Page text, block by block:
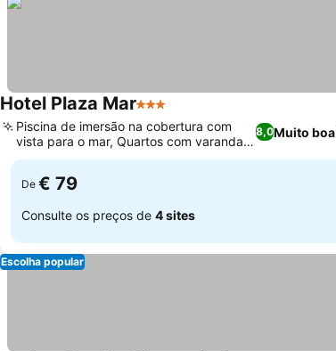
Hotel Plaza Mar3 Estrelas
8,0Muito boa
Piscina de imersão na cobertura com
vista para o mar, Quartos com varandas
privativas
De € 79
Consulte os preços de 4 sites
Escolha popular